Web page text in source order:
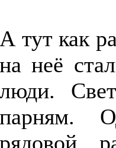
А тут как
на неё
люди.
парням.
рядовой